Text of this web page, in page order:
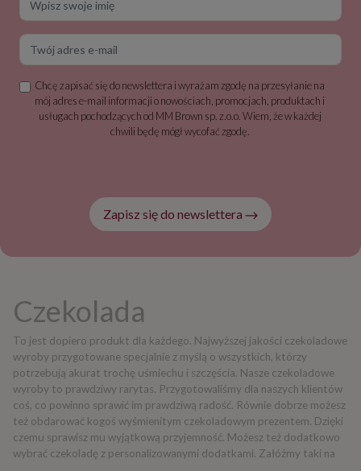
Chcę zapisać się do newslettera i wyrażam zgodę na przesyłanie na
mój adres e-mail informacji o nowościach, promocjach, produktach i
usługach pochodzących od MM Brown sp. z.o.o. Wiem, że w każdej
chwili będę mógł wycofać zgodę.
Zapisz się do newslettera
Czekolada
To jest dopiero produkt dla każdego. Najwyższej jakości czekoladowe
wyroby przygotowane specjalnie z myślą o wszystkich, którzy
potrzebują akurat trochę uśmiechu i szczęścia. Nasze czekoladowe
wyroby to prawdziwy rarytas. Przygotowaliśmy dla naszych klientów
coś, co powinno sprawić im prawdziwą radość. Równie dobrze możesz
też obdarować kogoś wyśmienitym czekoladowym prezentem. Dzięki
czemu sprawisz mu wyjątkową przyjemność. Możesz też dodatkowo
wybrać czekoladę z personalizowanymi dodatkami. Załóżmy taki na